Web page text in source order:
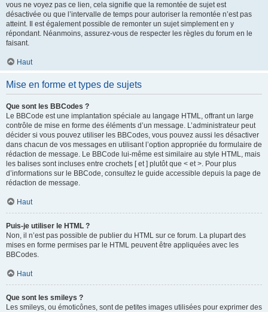
vous ne voyez pas ce lien, cela signifie que la remontée de sujet est
désactivée ou que l’intervalle de temps pour autoriser la remontée n’est pas
atteint. Il est également possible de remonter un sujet simplement en y
répondant. Néanmoins, assurez-vous de respecter les règles du forum en le
faisant.
Haut
Mise en forme et types de sujets
Que sont les BBCodes ?
Le BBCode est une implantation spéciale au langage HTML, offrant un large
contrôle de mise en forme des éléments d’un message. L’administrateur peut
décider si vous pouvez utiliser les BBCodes, vous pouvez aussi les désactiver
dans chacun de vos messages en utilisant l’option appropriée du formulaire de
rédaction de message. Le BBCode lui-même est similaire au style HTML, mais
les balises sont incluses entre crochets [ et ] plutôt que < et >. Pour plus
d’informations sur le BBCode, consultez le guide accessible depuis la page de
rédaction de message.
Haut
Puis-je utiliser le HTML ?
Non, il n’est pas possible de publier du HTML sur ce forum. La plupart des
mises en forme permises par le HTML peuvent être appliquées avec les
BBCodes.
Haut
Que sont les smileys ?
Les smileys, ou émoticônes, sont de petites images utilisées pour exprimer des